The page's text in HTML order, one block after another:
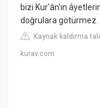
bizi Kur'ân'ın
doğrulara götürmez.
Kaynak kaldırma
kurav.com